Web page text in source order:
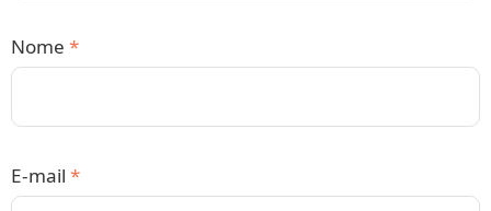
Nome *
E-mail *